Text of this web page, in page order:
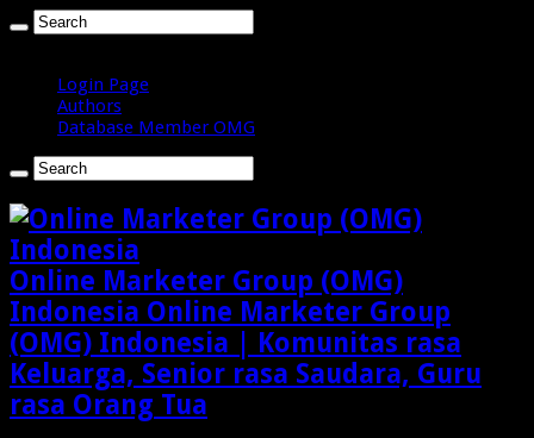
Login Page
Authors
Database Member OMG
Online Marketer Group (OMG)
Indonesia Online Marketer Group
(OMG) Indonesia | Komunitas rasa
Keluarga, Senior rasa Saudara, Guru
rasa Orang Tua